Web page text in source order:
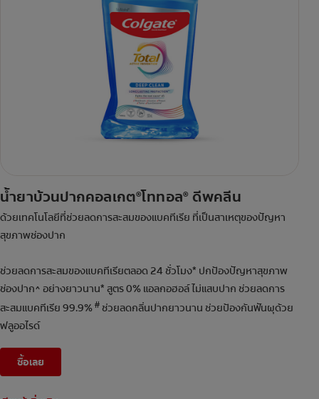
น้ำยาบ้วนปากคอลเกต®โททอล® ดีพคลีน
ด้วยเทคโนโลยีที่ช่วยลดการสะสมของแบคทีเรีย ที่เป็นสาเหตุของปัญหา
สุขภาพช่องปาก
ช่วยลดการสะสมของแบคทีเรียตลอด 24 ชั่วโมง* ปกป้องปัญหาสุขภาพ
ช่องปาก^ อย่างยาวนาน* สูตร 0% แอลกอฮอล์ ไม่แสบปาก ช่วยลดการ
สะสมแบคทีเรีย 99.9%# ช่วยลดกลิ่นปากยาวนาน ช่วยป้องกันฟันผุด้วย
ฟลูออไรด์
ซื้อเลย